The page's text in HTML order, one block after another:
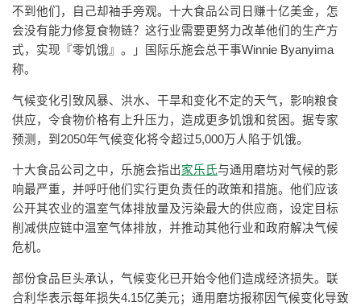
不到他们，自己却袖手旁观。十大食品公司日赚十亿美金，怎
会没有能力修复食物链？这行业需要更努力改革他们的生产方
式，实现『零饥饿』。」国际乐施会总干事Winnie Byanyima
称。
气候变化引致风暴、洪水、干旱和变化不定的天气，影响粮食
供应，令食物价格有上升压力，造成更多饥饿和贫困。据专家
预测，到2050年气候变化将令超过5,000万人陷于饥饿。
十大食品公司之中，乐施会指出家乐氏与通用磨坊对气候的影
响最严重，并呼吁他们实行更负责任的政策和措施。他们应该
公开其农业的温室气体排放量及污染最大的供应商，设定目标
削减供应链中温室气体排放，并推动其他行业和政府解决气候
危机。
部份食品巨头承认，气候变化已开始令他们造成经济损失。联
合利华表示每年损失4.15亿美元；通用磨坊报称因气候变化导致